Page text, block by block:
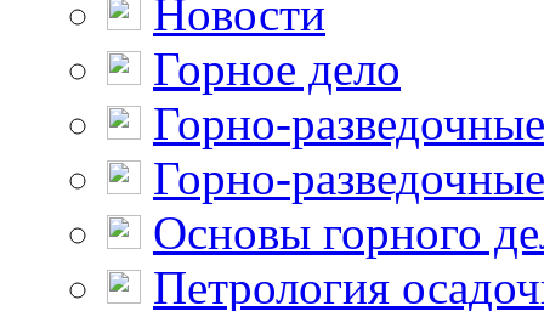
Новости
Горное дело
Горно-
Горно-
Основы горного
Петрология